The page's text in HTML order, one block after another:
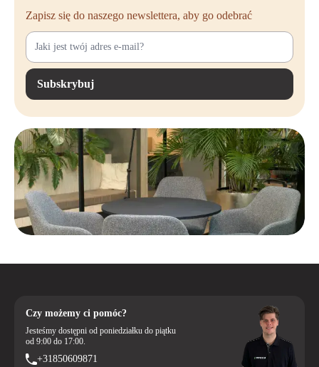
funkcjonalnego miejsca pracy!
Zapisz się do naszego newslettera, aby go odebrać
Subskrybuj
Czy możemy ci pomóc?
Jesteśmy dostępni od poniedziałku do piątku
od 9:00 do 17:00.
+31850609871